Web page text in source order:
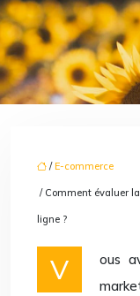
/E-commerce
/ Comment évaluer
ligne ?
Vous avez déniché la perle rare sur une